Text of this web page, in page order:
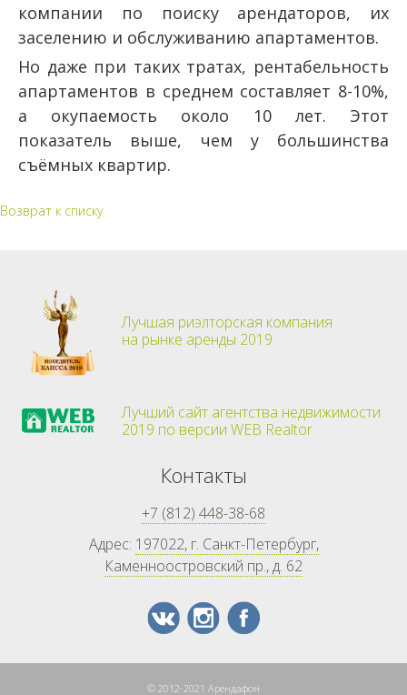
компании по поиску арендаторов, их
заселению и обслуживанию апартаментов.
Но даже при таких тратах, рентабельность
апартаментов в среднем составляет 8-10%,
а окупаемость около 10 лет. Этот
показатель выше, чем у большинства
съёмных квартир.
Возврат к списку
Лучшая риэлторская компания
на рынке аренды 2019
Лучший сайт агентства недвижимости
2019 по версии WEB Realtor
Контакты
+7 (812) 448-38-68
Адрес: 197022, г. Санкт-Петербург,
Каменноостровский пр., д. 62
© 2012-2021 Арендафон